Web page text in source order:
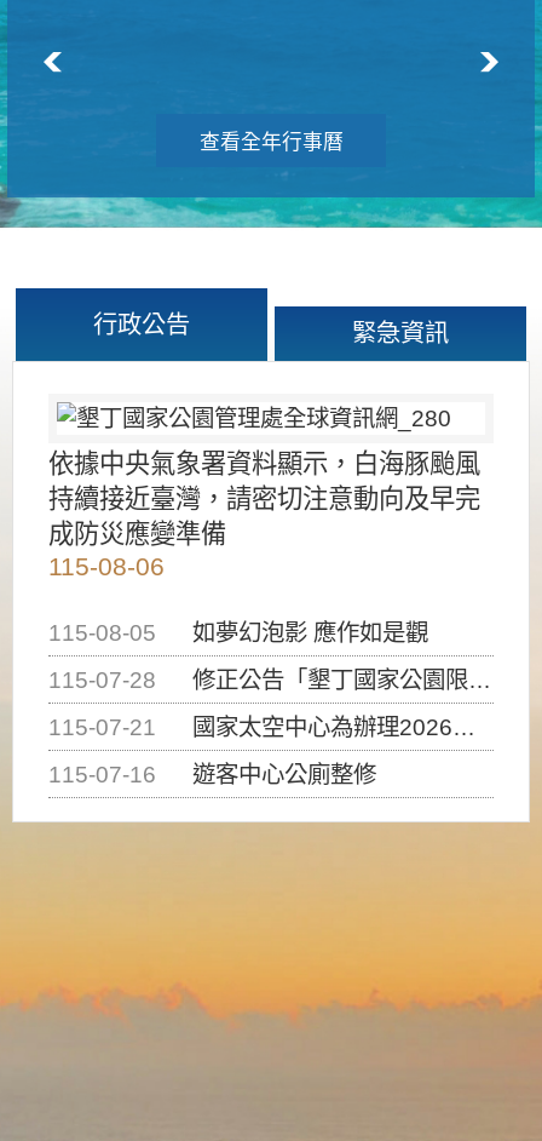
查看全年行事曆
行政公告 緊急資訊
依據中央氣象署資料顯示，白海豚颱風
持續接近臺灣，請密切注意動向及早完
成防災應變準備
115-08-06
115-08-05
如夢幻泡影 應作如是觀
115-07-28
修正公告「墾丁國家公園限制水域遊憩活動之種類、範圍、時間及行為」，自即日生效。
115-07-21
國家太空中心為辦理2026台灣盃火箭競賽，陸、海、空域警戒及協調相關事宜，因颱風備案事宜
115-07-16
遊客中心公廁整修